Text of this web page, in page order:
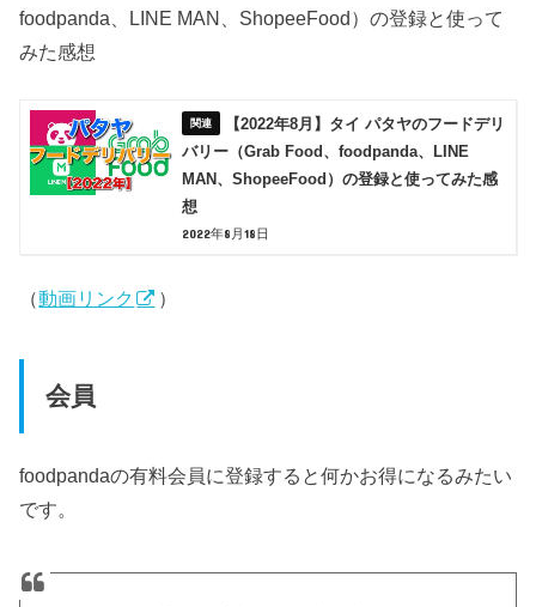
foodpanda、LINE MAN、ShopeeFood）の登録と使って
みた感想
【2022年8月】タイ パタヤのフードデリ
バリー（Grab Food、foodpanda、LINE
MAN、ShopeeFood）の登録と使ってみた感
想
2022年8月18日
（動画リンク ）
会員
foodpandaの有料会員に登録すると何かお得になるみたい
です。